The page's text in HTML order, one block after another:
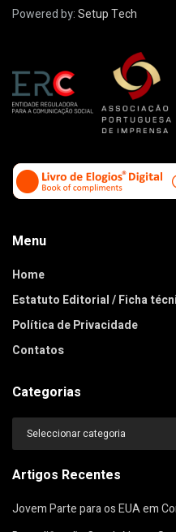
Powered by:Setup Tech
Menu
Home
Estatuto Editorial / Ficha
Política de Privacidade
Contatos
Categorias
Categorias
Artigos Recentes
Jovem Parte para os EUA em